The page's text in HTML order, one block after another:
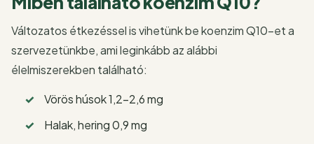
Változatos étkezéssel is vihetünk be koenzim Q10-et a
szervezetünkbe, ami leginkább az alábbi
élelmiszerekben található:
Vörös húsok1,2-2,6 mg
Halak, hering0,9 mg